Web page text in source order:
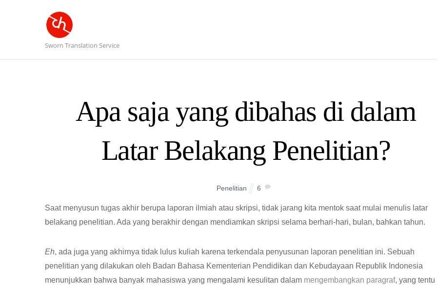
Sworn Translation Service
Apa saja yang dibahas di dalam
Latar Belakang Penelitian?
Penelitian 6
Saat menyusun tugas akhir berupa laporan ilmiah atau skripsi, tidak jarang kita mentok saat mulai menulis latar
belakang penelitian. Ada yang berakhir dengan mendiamkan skripsi selama berhari-hari, bulan, bahkan tahun.
Eh, ada juga yang akhirnya tidak lulus kuliah karena terkendala penyusunan laporan penelitian ini. Sebuah
penelitian yang dilakukan oleh Badan Bahasa Kementerian Pendidikan dan Kebudayaan Republik Indonesia
menunjukkan bahwa banyak mahasiswa yang mengalami kesulitan dalam mengembangkan paragraf, yang tentu